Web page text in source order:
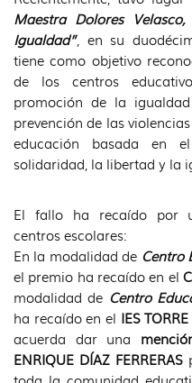
Maestra Dolores
Igualdad”, en su
tiene como objetivo
de los centros
promoción de la
prevención de las
educación basada en
solidaridad, la libertad y la
El fallo ha recaído por
centros escolares:
En la modalidad de Centro
el premio ha recaído en el
modalidad de Centro
ha recaído en el IES
acuerda dar una
ENRIQUE DÍAZ FERRERAS